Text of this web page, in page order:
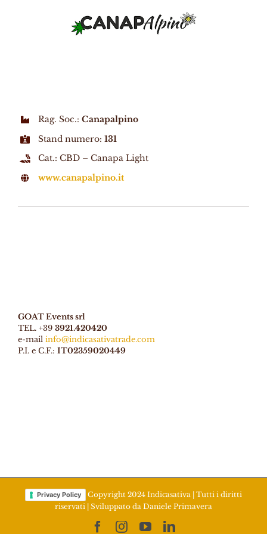
Rag. Soc.: Canapalpino
Stand numero: 131
Cat.: CBD – Canapa Light
www.canapalpino.it
GOAT Events srl
TEL. +39 3921.420420
e-mail info@indicasativatrade.com
P.I. e C.F.: IT02359020449
Privacy Policy
Copyright 2024 Indicasativa | Tutti i diritti
riservati | Sviluppato da Daniele Primavera
Facebook
Instagram
YouTubeLinkedIn